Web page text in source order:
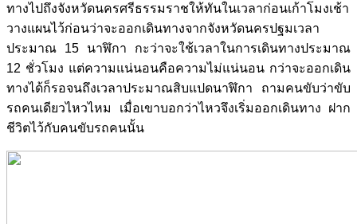
ทางไปถึงจังหวัดนครศรีธรรมราชให้ทันในเวลาก่อนเก้าโมงเช้า
วางแผนไว้ก่อนว่าจะออกเดินทางจากจังหวัดนครปฐมเวลา
ประมาณ 15 นาฬิกา กะว่าจะใช้เวลาในการเดินทางประมาณ
12 ชั่วโมง แต่ความแน่นอนคือความไม่แน่นอน กว่าจะออกเดิน
ทางได้ก็รอจนถึงเวลาประมาณสิบแปดนาฬิกา ถามคนขับว่าขับ
รถคนเดียวไหวไหม เมื่อเขาบอกว่าไหวจึงเริ่มออกเดินทาง ฝาก
ชีวิตไว้กับคนขับรถคนนั้น